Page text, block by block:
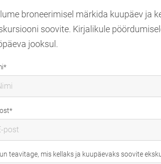
broneerimisel märkida kuupäev ja
soovite. Kirjalikule
jooksul.
teavitage, mis kellaks ja kuupäevaks soovite